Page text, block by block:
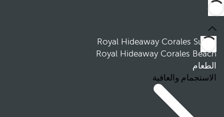
Royal Hideaway Corales Suites
Royal Hideaway Corales Beach
الطعام
الاستجمام والعافية